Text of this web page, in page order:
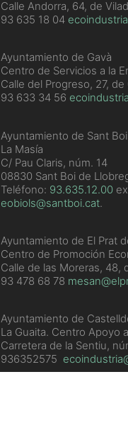
Calle Andorra, 64, de
93 635 18 04
Ayuntamiento de Gavà
Centro de Servicios a la
Calle del Progreso, 27, de
93 633 34 56
Ayuntamiento de Sant
La Masía
C/ Pau Claris, núm. 14
08830 Sant Boi de
Teléfono: 93.635.12.00
eobiols@santboi.cat.
Ayuntamiento de El Prat
Centro de Promoción
Calle de las Moreras, 48,
93 478 68 78
Ayuntamiento de
La Guaita. Centro Apoyo
Carretera de la Sentiu,
936352575